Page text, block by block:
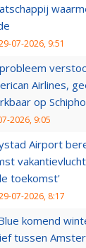
07-2026, 9:51
Airlines,
op
2026, 9:05
Airport
toekomst'
07-2026, 8:17
komend
tussen